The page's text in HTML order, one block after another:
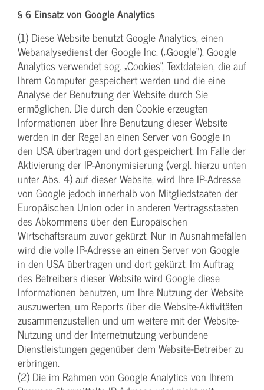
§ 6 Einsatz von Google Analytics
(1) Diese Website benutzt Google Analytics, einen
Webanalysedienst der Google Inc. („Google“). Google
Analytics verwendet sog. „Cookies“, Textdateien, die auf
Ihrem Computer gespeichert werden und die eine
Analyse der Benutzung der Website durch Sie
ermöglichen. Die durch den Cookie erzeugten
Informationen über Ihre Benutzung dieser Website
werden in der Regel an einen Server von Google in
den USA übertragen und dort gespeichert. Im Falle der
Aktivierung der IP-Anonymisierung (vergl. hierzu unten
unter Abs. 4) auf dieser Website, wird Ihre IP-Adresse
von Google jedoch innerhalb von Mitgliedstaaten der
Europäischen Union oder in anderen Vertragsstaaten
des Abkommens über den Europäischen
Wirtschaftsraum zuvor gekürzt. Nur in Ausnahmefällen
wird die volle IP-Adresse an einen Server von Google
in den USA übertragen und dort gekürzt. Im Auftrag
des Betreibers dieser Website wird Google diese
Informationen benutzen, um Ihre Nutzung der Website
auszuwerten, um Reports über die Website-Aktivitäten
zusammenzustellen und um weitere mit der Website-
Nutzung und der Internetnutzung verbundene
Dienstleistungen gegenüber dem Website-Betreiber zu
erbringen.
(2) Die im Rahmen von Google Analytics von Ihrem